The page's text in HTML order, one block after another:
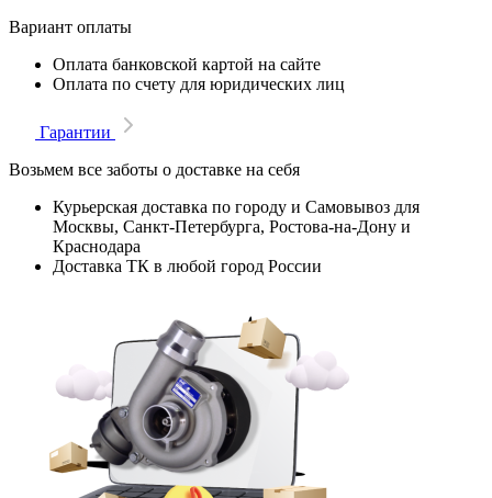
Вариант оплаты
Оплата банковской картой на сайте
Оплата по счету для юридических лиц
Гарантии
Возьмем все заботы о доставке на себя
Курьерская доставка по городу и Самовывоз для
Москвы, Санкт-Петербурга, Ростова-на-Дону и
Краснодара
Доставка ТК в любой город России